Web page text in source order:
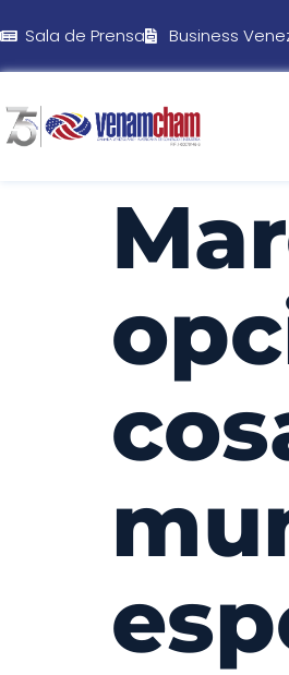
Sala de Prensa Business